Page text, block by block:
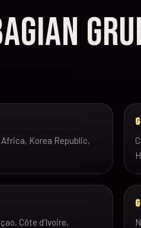
Korea Republic,
Côte d’Ivoire,